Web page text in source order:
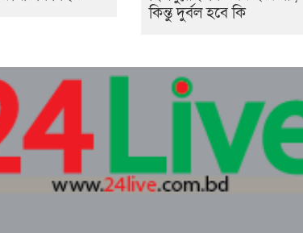
কিন্তু দুর্বল হবে কি